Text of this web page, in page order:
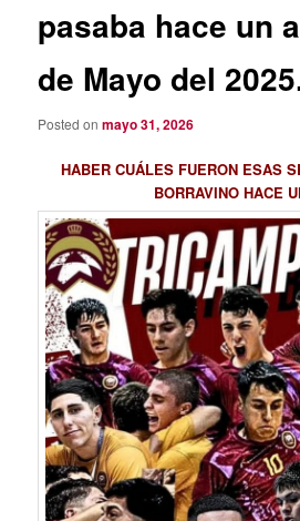
pasaba hace un
de Mayo del
Posted onmayo 31, 2026
HABER CUÁLES FUERON ESAS
BORRAVINO HACE